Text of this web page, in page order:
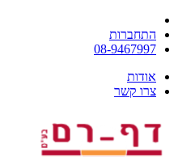
התחברות
08-9467997
אודות
צרו קשר